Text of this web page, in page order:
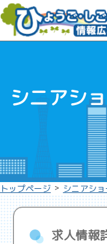
シニアシ
トップページ > シニアシ
求人情報